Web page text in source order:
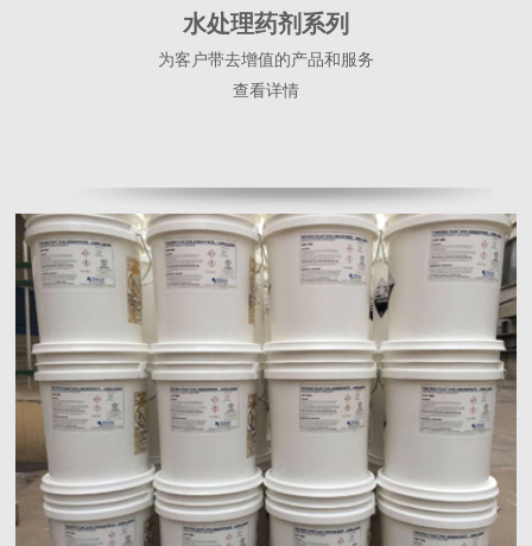
水处理药剂系列
为客户带去增值的产品和服务
查看详情